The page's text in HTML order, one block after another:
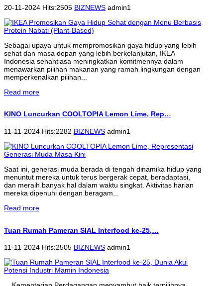
20-11-2024 Hits:2505 BIZNEWS admin1
Sebagai upaya untuk mempromosikan gaya hidup yang lebih
sehat dan masa depan yang lebih berkelanjutan, IKEA
Indonesia senantiasa meningkatkan komitmennya dalam
menawarkan pilihan makanan yang ramah lingkungan dengan
memperkenalkan pilihan...
Read more
KINO Luncurkan COOLTOPIA Lemon Lime, Rep…
11-11-2024 Hits:2282 BIZNEWS admin1
Saat ini, generasi muda berada di tengah dinamika hidup yang
menuntut mereka untuk terus bergerak cepat, beradaptasi,
dan meraih banyak hal dalam waktu singkat. Aktivitas harian
mereka dipenuhi dengan beragam...
Read more
Tuan Rumah Pameran SIAL Interfood ke-25,…
11-11-2024 Hits:2505 BIZNEWS admin1